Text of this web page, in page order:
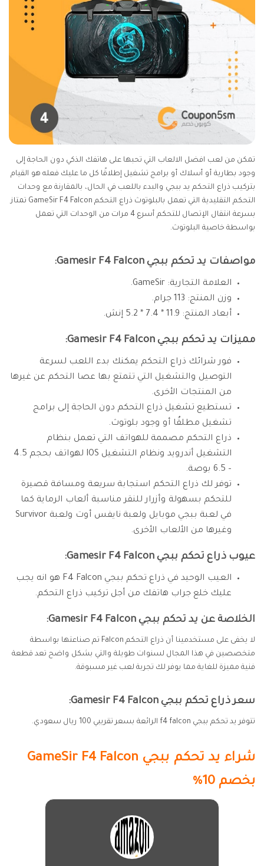
تمكن من لعب افضل الالعاب التي تحبها على هاتفك الذكي دون الحاجة إلى
وجود بطارية أو أسلاك أو برامج تشغيل إطلاقًا كل ما عليك فعله هو القيام
بتركيب ذراع التحكم يد ببجي والبدء باللعب في الحال، بالمقارنة مع وحدات
التحكم التقليدية التي تعمل بالبلوتوث ذراع التحكم GameSir F4 Falcon تمتاز
بسرعة انتقال الإتصال للتحكم أسرع 4 مرات من الوحدات التي تعمل
بواسطة خاصية البلوتوث.
مواصفات يد تحكم ببجي Gamesir F4 Falcon:
العلامة التجارية: GameSir.
وزن المنتج: 113 جرام.
أبعاد المنتج: 11.9 * 7.4 * 5.2 إنش.
مميزات يد تحكم ببجي Gamesir F4 Falcon:
فور شرائك ذراع التحكم يمكنك بدء اللعب لسرعة
التوصيل والتشغيل التي تتمتع بها عصا التحكم عن غيرها
من المنتجات الأخرى.
تستطيع تشغيل ذراع التحكم دون الحاجة إلى برامج
تشغيل مطلقٌا أو وجود بلوتوث.
ذراع التحكم مصممة للهواتف التي تعمل بنظام
التشغيل أندرويد ونظام التشغيل IOS لهواتف بحجم 4.5
– 6.5 بوصة.
توفر لك ذراع التحكم استجابة سريعة ومسافة قصيرة
للتحكم بسهولة وأزرار للنقر مناسبة ألعاب الرماية كما
في لعبة ببجي موبايل ولعبة نايفس أوت ولعبة Survivor
وغيرها من الألعاب الأخرى.
عيوب ذراع تحكم ببجي Gamesir F4 Falcon:
العيب الوحيد في ذراع تحكم ببجي F4 Falcon هو انه يجب
عليك خلع جراب هاتفك من أجل تركيب ذراع التحكم.
الخلاصة عن يد تحكم ببجي Gamesir F4 Falcon:
لا يخفى على مستخدمينا أن ذراع التحكم Falcon تم صناعتها بواسطة
متخصصين في هذا المجال لسنوات طويلة والتي بشكل واضح تعد قطعة
فنية مميزة للغاية مما يوفر لك تجربة لعب غير مسبوقة.
سعر ذراع تحكم ببجي Gamesir F4 Falcon:
تتوفر يد تحكم ببجي f4 falcon الرائعة بسعر تقريبي 100 ريال سعودي.
شراء يد تحكم ببجي GameSir F4 Falcon
بخصم 10%